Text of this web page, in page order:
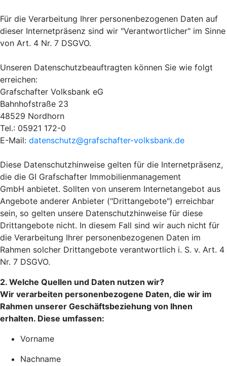
Für die Verarbeitung Ihrer personenbezogenen Daten auf
dieser Internetpräsenz sind wir "Verantwortlicher" im Sinne
von Art. 4 Nr. 7 DSGVO.
Unseren Datenschutzbeauftragten können Sie wie folgt
erreichen:
Grafschafter Volksbank eG
Bahnhofstraße 23
48529 Nordhorn
Tel.: 05921 172-0
E-Mail: datenschutz@grafschafter-volksbank.de
Diese Datenschutzhinweise gelten für die Internetpräsenz,
die die GI Grafschafter Immobilienmanagement
GmbH anbietet. Sollten von unserem Internetangebot aus
Angebote anderer Anbieter ("Drittangebote") erreichbar
sein, so gelten unsere Datenschutzhinweise für diese
Drittangebote nicht. In diesem Fall sind wir auch nicht für
die Verarbeitung Ihrer personenbezogenen Daten im
Rahmen solcher Drittangebote verantwortlich i. S. v. Art. 4
Nr. 7 DSGVO.
2. Welche Quellen und Daten nutzen wir?
Wir verarbeiten personenbezogene Daten, die wir im
Rahmen unserer Geschäftsbeziehung von Ihnen
erhalten. Diese umfassen:
Vorname
Nachname